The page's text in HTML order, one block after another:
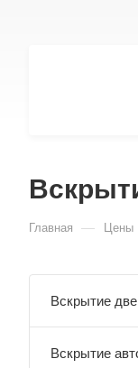
Главная — Цены
Вскрытие
Вскрытие